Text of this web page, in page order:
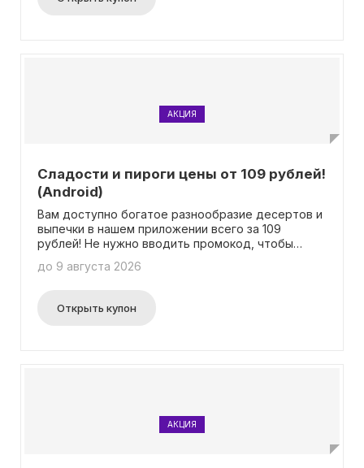
АКЦИЯ
Сладости и пироги цены от 109 рублей!
(Android)
Вам доступно богатое разнообразие десертов и
выпечки в нашем приложении всего за 109
рублей! Не нужно вводить промокод, чтобы
до 9 августа 2026
Открыть купон
АКЦИЯ